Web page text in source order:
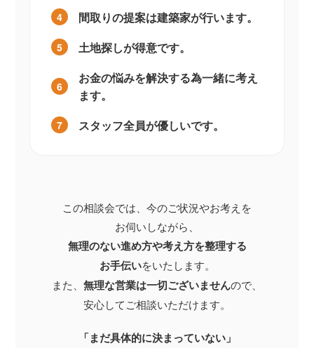
4 間取りの提案は建築家が行います。
5 土地探しが得意です。
6
お金の悩みを解決する為一緒に考え
ます。
7 スタッフ全員が優しいです。
この相談会では、今のご状況やお考えを
お伺いしながら、
無理のない進め方や考え方を整理する
お手伝いをいたします。
また、 無理な営業は一切ございませんので、
安心してご相談いただけます。
「まだ具体的に決まっていない」